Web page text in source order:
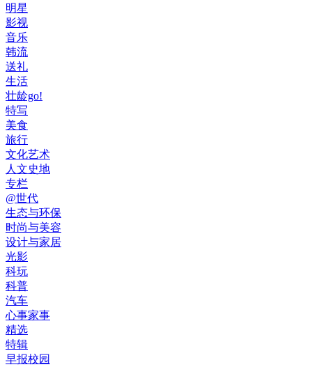
明星
影视
音乐
韩流
送礼
生活
壮龄go!
特写
美食
旅行
文化艺术
人文史地
专栏
@世代
生态与环保
时尚与美容
设计与家居
光影
科玩
科普
汽车
心事家事
精选
特辑
早报校园